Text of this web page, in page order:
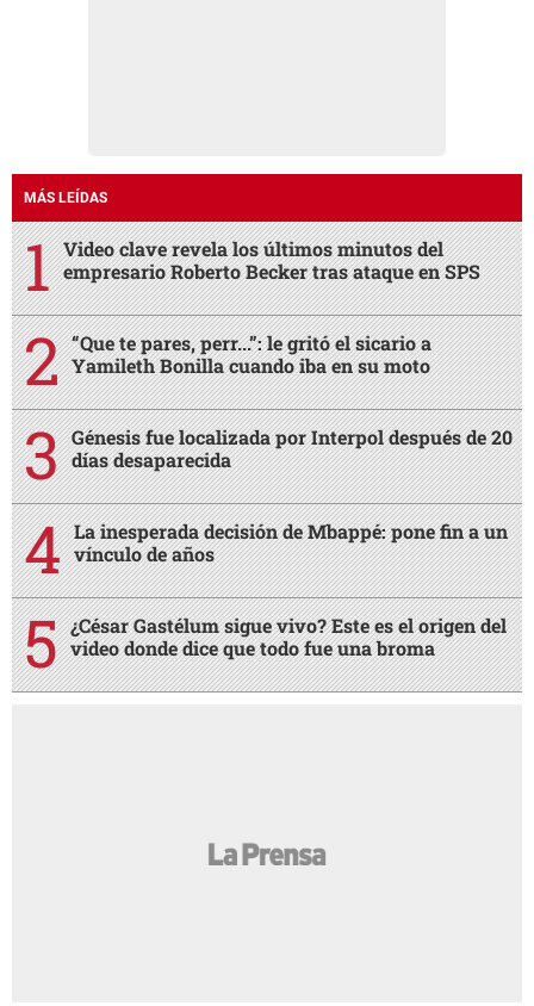
MÁS LEÍDAS
Video clave revela los últimos minutos del
empresario Roberto Becker tras ataque en SPS
“Que te pares, perr...”: le gritó el sicario a
Yamileth Bonilla cuando iba en su moto
Génesis fue localizada por Interpol después de 20
días desaparecida
La inesperada decisión de Mbappé: pone fin a un
vínculo de años
¿César Gastélum sigue vivo? Este es el origen del
video donde dice que todo fue una broma